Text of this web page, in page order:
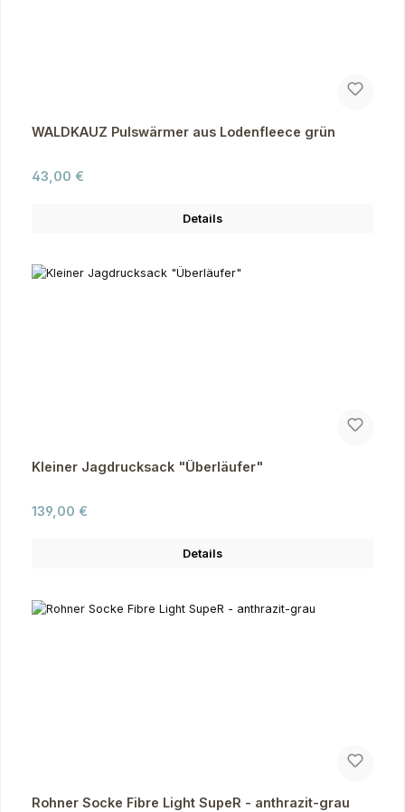
WALDKAUZ Pulswärmer aus Lodenfleece grün
Regulärer Preis:
43,00 €
Details
Kleiner Jagdrucksack "Überläufer"
Regulärer Preis:
139,00 €
Details
Rohner Socke Fibre Light SupeR - anthrazit-grau